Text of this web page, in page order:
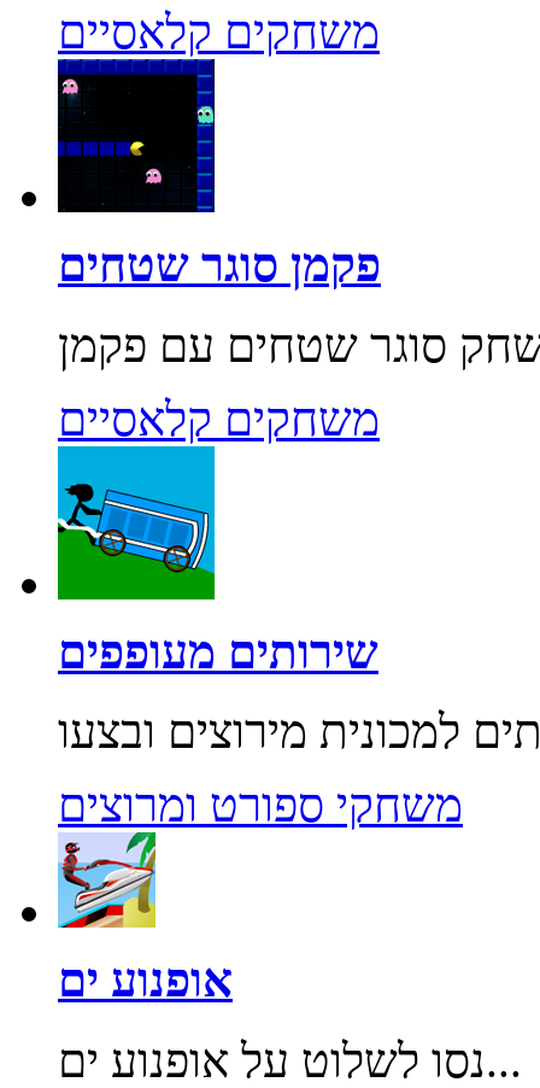
משחקים קלאסיים
פקמן סוגר שטחים
משחקים קלאסיים
שירותים מעופפים
משחקי ספורט ומרוצים
אופנוע ים
נסו לשלוט על אופנוע ים...